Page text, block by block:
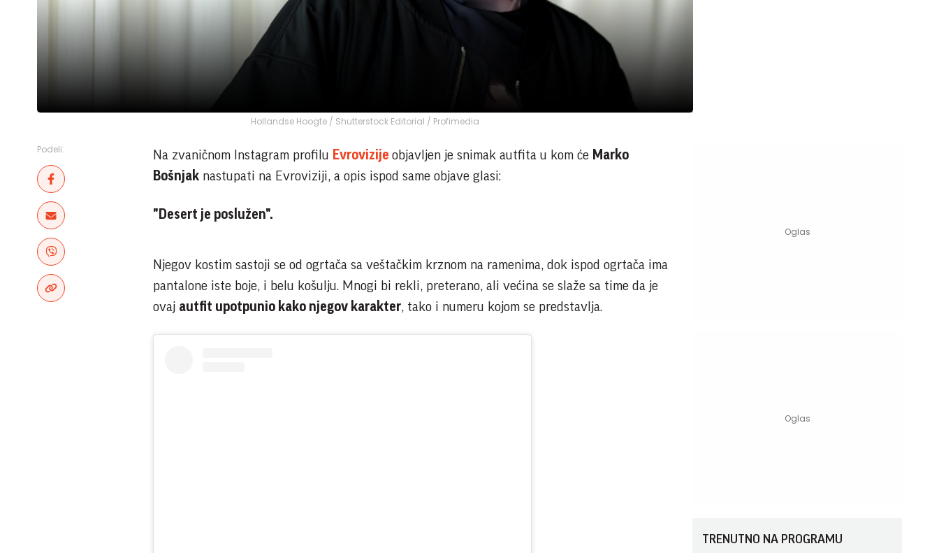
Hollandse Hoogte / Shutterstock Editorial / Profimedia
Podeli: Na zvaničnom Instagram profilu Evrovizije objavljen je snimak autfita u kom će Marko
Bošnjak nastupati na Evroviziji, a opis ispod same objave glasi:
"Desert je poslužen".
Njegov kostim sastoji se od ogrtača sa veštačkim krznom na ramenima, dok ispod ogrtača ima
pantalone iste boje, i belu košulju. Mnogi bi rekli, preterano, ali većina se slaže sa time da je
ovaj autfit upotpunio kako njegov karakter, tako i numeru kojom se predstavlja.
TRENUTNO NA PROGRAMU